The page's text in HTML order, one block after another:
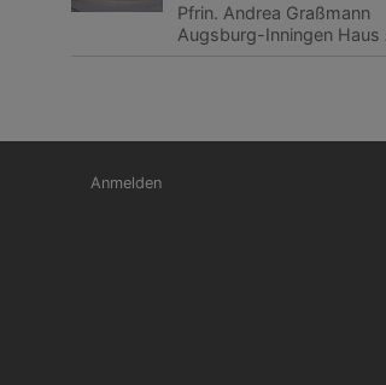
Pfrin. Andrea Graßmann
Augsburg-Inningen Haus
Benutzermenü
Anmelden